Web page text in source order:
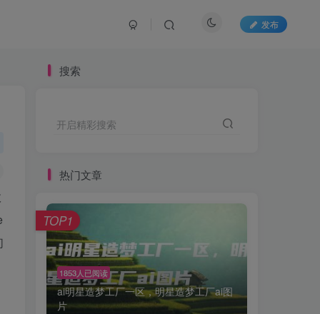
发布
搜索
开启精彩搜索
热门文章
1853人已阅读
ai明星造梦工厂一区，明星造梦工厂ai图
片
TOP1